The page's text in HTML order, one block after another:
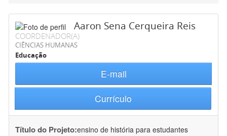
Aaron Sena Cerqueira Reis
COORDENADOR(A)
CIÊNCIAS HUMANAS
Educação
E-mail
Currículo
Título do Projeto:ensino de história para estudantes